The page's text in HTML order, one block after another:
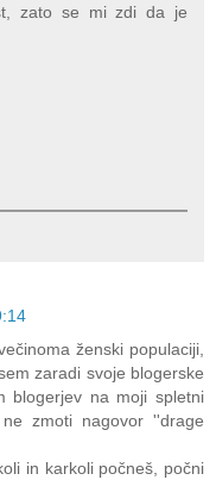
zato se mi zdi da je
ženski populaciji,
zaradi svoje blogerske
blogerjev na moji spletni
zmoti nagovor ''drage
in karkoli počneš, počni